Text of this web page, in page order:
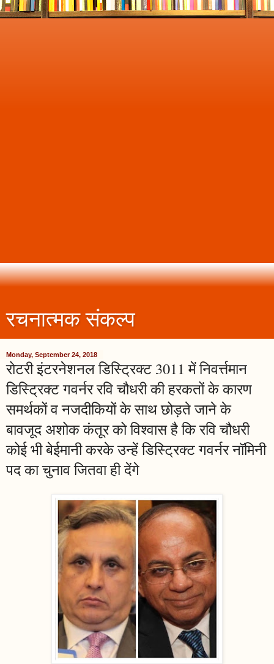
रचनात्मक संकल्प
Monday, September 24, 2018
रोटरी इंटरनेशनल डिस्ट्रिक्ट 3011 में निवर्त्तमान
डिस्ट्रिक्ट गवर्नर रवि चौधरी की हरकतों के कारण
समर्थकों व नजदीकियों के साथ छोड़ते जाने के
बावजूद अशोक कंतूर को विश्वास है कि रवि चौधरी
कोई भी बेईमानी करके उन्हें डिस्ट्रिक्ट गवर्नर नॉमिनी
पद का चुनाव जितवा ही देंगे